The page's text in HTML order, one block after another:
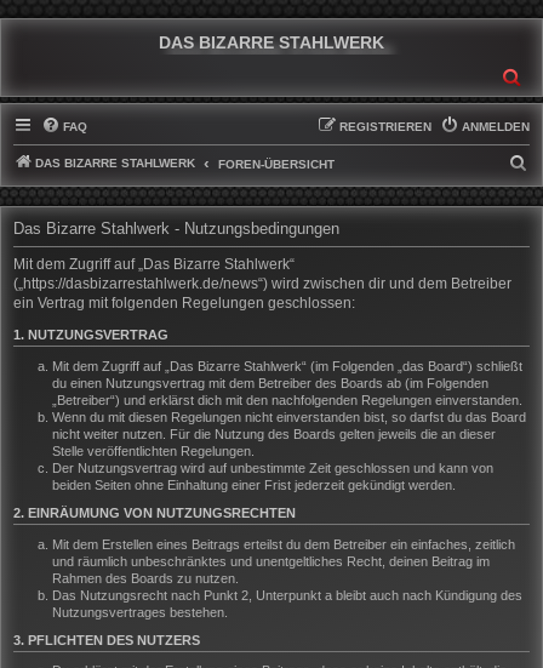
DAS BIZARRE STAHLWERK
FAQ ANMELDEN
REGISTRIEREN
DAS BIZARRE STAHLWERK FOREN-ÜBERSICHT
U
H
Das Bizarre Stahlwerk - Nutzungsbedingungen
Mit dem Zugriff auf „Das Bizarre Stahlwerk“
(„https://dasbizarrestahlwerk.de/news“) wird zwischen dir und dem Betreiber
ein Vertrag mit folgenden Regelungen geschlossen:
1. NUTZUNGSVERTRAG
Mit dem Zugriff auf „Das Bizarre Stahlwerk“ (im Folgenden „das Board“) schließt
du einen Nutzungsvertrag mit dem Betreiber des Boards ab (im Folgenden
„Betreiber“) und erklärst dich mit den nachfolgenden Regelungen einverstanden.
Wenn du mit diesen Regelungen nicht einverstanden bist, so darfst du das Board
nicht weiter nutzen. Für die Nutzung des Boards gelten jeweils die an dieser
Stelle veröffentlichten Regelungen.
Der Nutzungsvertrag wird auf unbestimmte Zeit geschlossen und kann von
beiden Seiten ohne Einhaltung einer Frist jederzeit gekündigt werden.
2. EINRÄUMUNG VON NUTZUNGSRECHTEN
Mit dem Erstellen eines Beitrags erteilst du dem Betreiber ein einfaches, zeitlich
und räumlich unbeschränktes und unentgeltliches Recht, deinen Beitrag im
Rahmen des Boards zu nutzen.
Das Nutzungsrecht nach Punkt 2, Unterpunkt a bleibt auch nach Kündigung des
Nutzungsvertrages bestehen.
3. PFLICHTEN DES NUTZERS